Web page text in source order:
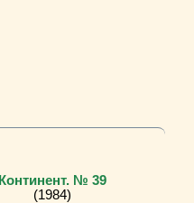
Континент. № 39
(1984)